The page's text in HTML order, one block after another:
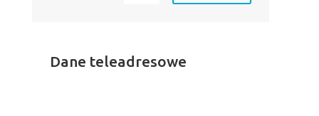
Dane teleadresowe